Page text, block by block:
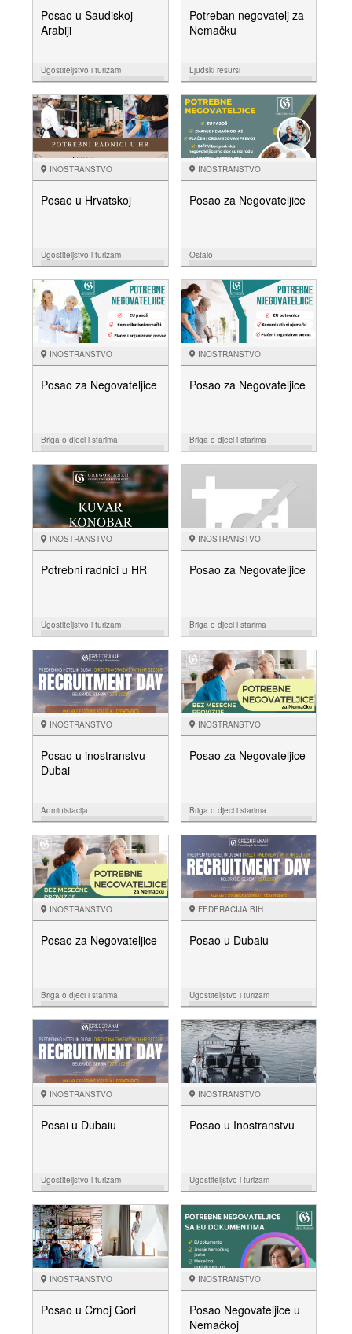
Posao u Saudiskoj
Arabiji
Ugostiteljstvo i turizam
NUDIM
Potreban negovatelj za
Nemačku
Ljudski resursi
NUDIM
INOSTRANSTVO
Posao u Hrvatskoj
Ugostiteljstvo i turizam
NUDIM
INOSTRANSTVO
Posao za Negovateljice
Ostalo
NUDIM
INOSTRANSTVO
Posao za Negovateljice
Briga o djeci i starima
NUDIM
INOSTRANSTVO
Posao za Negovateljice
Briga o djeci i starima
INOSTRANSTVO
Potrebni radnici u HR
Ugostiteljstvo i turizam
NUDIM
INOSTRANSTVO
Posao za Negovateljice
Briga o djeci i starima
NUDIM
INOSTRANSTVO
Posao u inostranstvu -
Dubai
Administacija
NUDIM
INOSTRANSTVO
Posao za Negovateljice
Briga o djeci i starima
NUDIM
INOSTRANSTVO
Posao za Negovateljice
Briga o djeci i starima
NUDIM
FEDERACIJA BIH
Posao u Dubaiu
Ugostiteljstvo i turizam
NUDIM
INOSTRANSTVO
Posai u Dubaiu
Ugostiteljstvo i turizam
NUDIM
INOSTRANSTVO
Posao u Inostranstvu
Ugostiteljstvo i turizam
NUDIM
INOSTRANSTVO
Posao u Crnoj Gori
INOSTRANSTVO
Posao Negovateljice u
Nemačkoj